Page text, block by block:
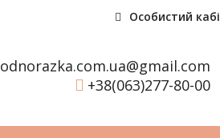
Особистий
odnorazka.com.ua@gmail.com
+38(063)277-80-00